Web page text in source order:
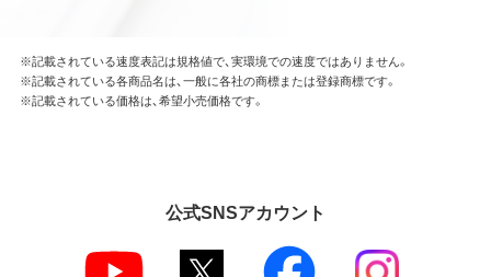
※記載されている速度表記は規格値で、実環境での速度ではありません。
※記載されている各商品名は、一般に各社の商標または登録商標です。
※記載されている価格は、希望小売価格です。
公式SNSアカウント